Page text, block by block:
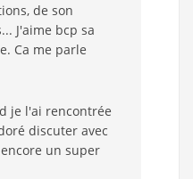
de son
J'aime bcp sa
Ca me parle
je l'ai rencontrée
discuter avec
un super